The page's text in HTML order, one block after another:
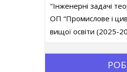
"Інженерні задачі
ОП “Промислове і
вищої освіти (2025-